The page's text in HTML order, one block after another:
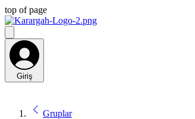
top of page
Giriş
Gruplar